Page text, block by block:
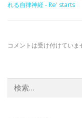
れる自律神経 - Re' starts
コメントは受け付けていま
索: